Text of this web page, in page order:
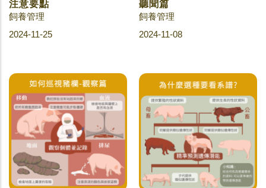
注意要點
飼養管理
2024-11-25
聽聞篇
飼養管理
2024-11-08